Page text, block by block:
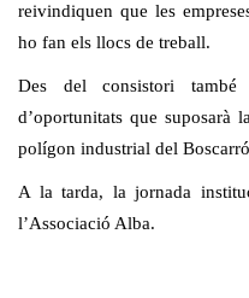
reivindiquen que les
ho fan els llocs de treball.
Des del consistori
d’oportunitats que suposarà
polígon industrial del
A la tarda, la jornada
l’Associació Alba.